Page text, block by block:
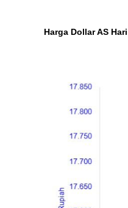
Harga Dollar AS